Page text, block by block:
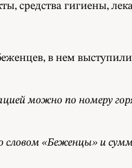
гигиены,
в нем
можно по номеру
«Беженцы» и